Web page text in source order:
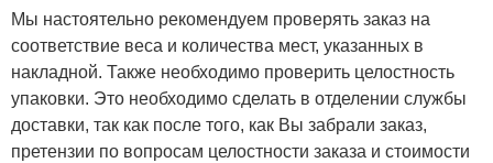
Мы настоятельно рекомендуем проверять заказ на
соответствие веса и количества мест, указанных в
накладной. Также необходимо проверить целостность
упаковки. Это необходимо сделать в отделении службы
доставки, так как после того, как Вы забрали заказ,
претензии по вопросам целостности заказа и стоимости